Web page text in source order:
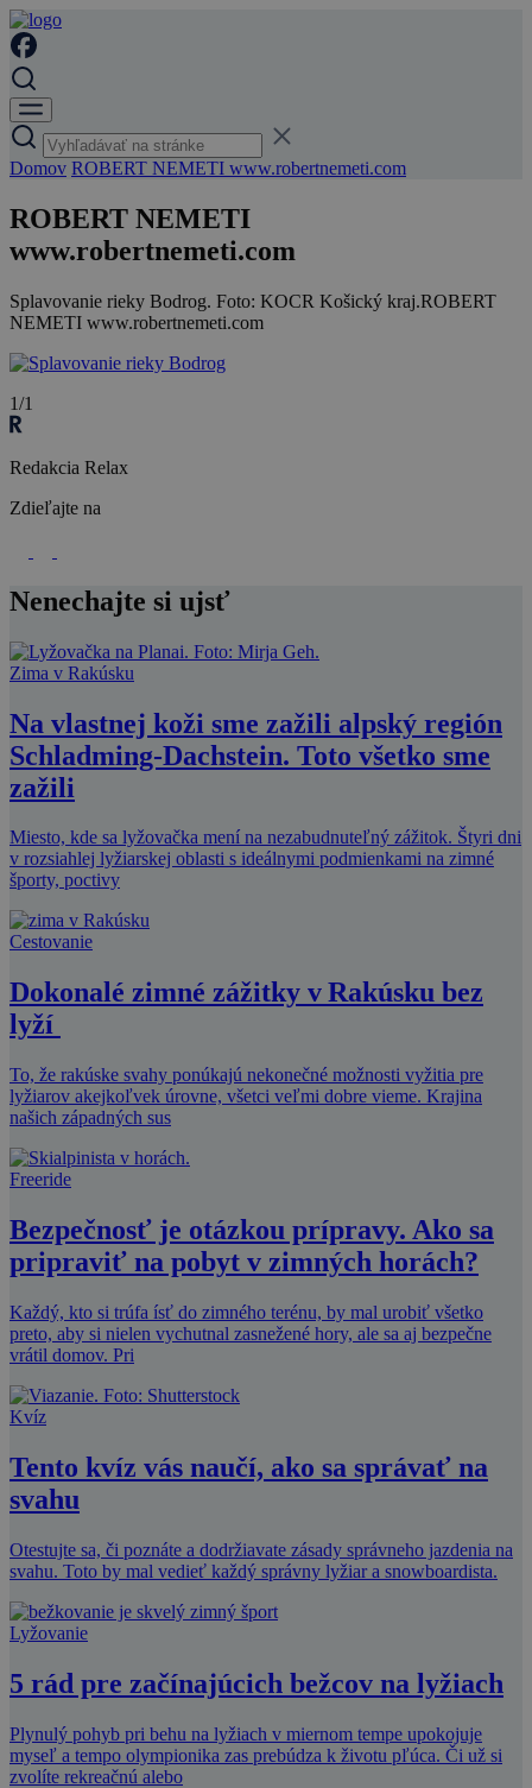
Domov ROBERT NEMETI www.robertnemeti.com
ROBERT NEMETI
www.robertnemeti.com
Splavovanie rieky Bodrog. Foto: KOCR Košický kraj.ROBERT
NEMETI www.robertnemeti.com
1/1
Redakcia Relax
Zdieľajte na
Nenechajte si ujsť
Zima v Rakúsku
Na vlastnej koži sme zažili alpský región
Schladming-Dachstein. Toto všetko sme
zažili
Miesto, kde sa lyžovačka mení na nezabudnuteľný zážitok. Štyri dni
v rozsiahlej lyžiarskej oblasti s ideálnymi podmienkami na zimné
športy, poctivy
Cestovanie
Dokonalé zimné zážitky v Rakúsku bez
lyží
To, že rakúske svahy ponúkajú nekonečné možnosti vyžitia pre
lyžiarov akejkoľvek úrovne, všetci veľmi dobre vieme. Krajina
našich západných sus
Freeride
Bezpečnosť je otázkou prípravy. Ako sa
pripraviť na pobyt v zimných horách?
Každý, kto si trúfa ísť do zimného terénu, by mal urobiť všetko
preto, aby si nielen vychutnal zasnežené hory, ale sa aj bezpečne
vrátil domov. Pri
Kvíz
Tento kvíz vás naučí, ako sa správať na
svahu
Otestujte sa, či poznáte a dodržiavate zásady správneho jazdenia na
svahu. Toto by mal vedieť každý správny lyžiar a snowboardista.
Lyžovanie
5 rád pre začínajúcich bežcov na lyžiach
Plynulý pohyb pri behu na lyžiach v miernom tempe upokojuje
myseľ a tempo olympionika zas prebúdza k životu pľúca. Či už si
zvolíte rekreačnú alebo